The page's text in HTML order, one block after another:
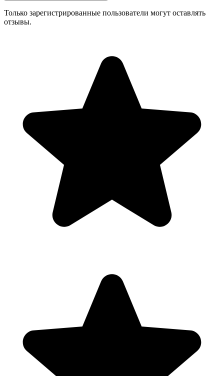
Только зарегистрированные пользователи могут оставлять
отзывы.